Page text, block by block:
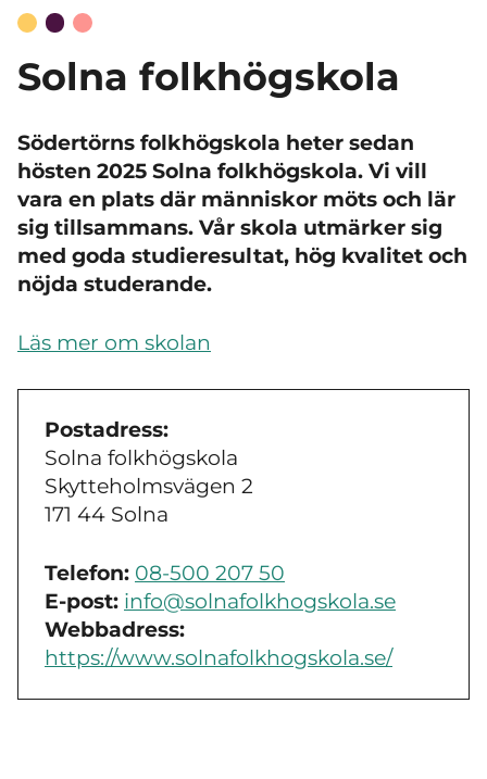
Solna folkhögskola
Södertörns folkhögskola heter sedan
hösten 2025 Solna folkhögskola. Vi vill
vara en plats där människor möts och lär
sig tillsammans. Vår skola utmärker sig
med goda studieresultat, hög kvalitet och
nöjda studerande.
Läs mer om skolan
Postadress:
Solna folkhögskola
Skytteholmsvägen 2
171 44 Solna
Telefon: 08-500 207 50
E-post: info@solnafolkhogskola.se
Webbadress:
https://www.solnafolkhogskola.se/